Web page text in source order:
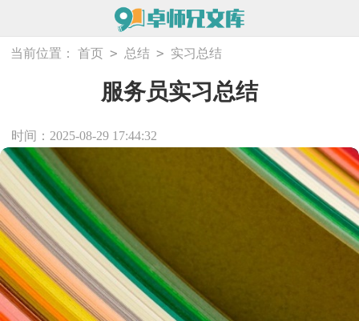
当前位置： 首页 > 总结 > 实习总结
服务员实习总结
时间：2025-08-29 17:44:32